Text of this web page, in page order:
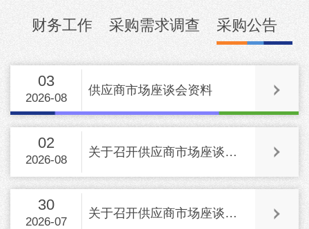
财务工作 采购需求调查 采购公告
03
2026-08
供应商市场座谈会资料
02
2026-08
关于召开供应商市场座谈会的通知
30
2026-07
关于召开供应商市场座谈会的通知